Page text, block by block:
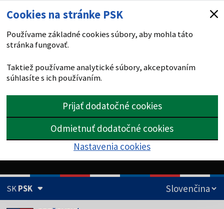
Cookies na stránke PSK
Používame základné cookies súbory, aby mohla táto
stránka fungovať.
Taktiež používame analytické súbory, akceptovaním
súhlasíte s ich používaním.
Prijať dodatočné cookies
Odmietnuť dodatočné cookies
Nastavenia cookies
SKPSK